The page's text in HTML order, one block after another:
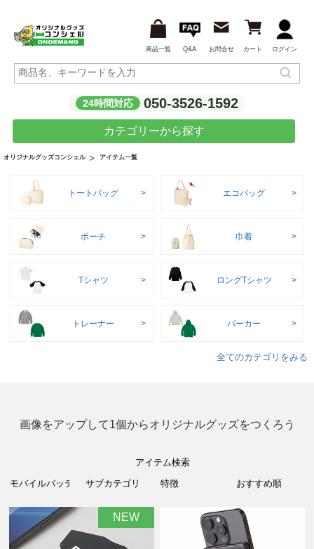
商品一覧 Q&A お問合せ カート ログイン
24時間対応 050-3526-1592
カテゴリーから探す
オリジナルグッズコンシェル アイテム一覧
トートバッグ エコバッグ
ポーチ 巾着
Tシャツ ロングTシャツ
トレーナー パーカー
全てのカテゴリをみる
画像をアップして1個からオリジナルグッズをつくろう
アイテム検索
NEW